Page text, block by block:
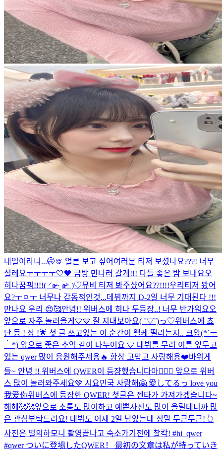
내일이라니...🤭🫶 얼른 보고 싶어 여러분 티저 보셨나요???! 너무
설레요ㅜㅜㅜㅜ🤍💙 금방 만나러 갈게!!! 다들 좋은 밤 보내요오
히나꿈꿔!!!!( ⸍ɞ̴̶̷ ·̫ ɞ̴̶̷⸌ )♡뮤비 티저 봐주샸어요??!!!!우리티저 봤어
요?ㅜㅇㅜ 너무나 감동적인것...데뷔까지 D-2일 너무 기대된다 !!!
만나요 우리 😍🥰안녕!! 위버스에 히나 두등장..! 너무 반가워요오
앞으로 자주 놀러올게🤍💙 잘 지내보아요( ˘▽˘)っ♡위버스에 쵸
단 등 ! 장 !🌟 첫 글 쓰고있는 이 순간이 왤케 떨리는지.. 크앙(*´ー
｀*) 앞으로 좋은 추억 같이 나누어요 🤍 데뷔를 무려 이틀 앞두고
있는 qwer 많이 응원해주세용🔥 항상 고맙고 사랑해용❤️바위게
들~ 안녕 !! 위버스에 QWER이 등쟝했습니다아💁🏻‍♀️ 앞으로 위버
스 많이 놀러와주세요💚 시요민국 사랑해🤗 愛してるっ love you
我爱你위버스에 등장한 QWER! 첫글은 젠타가 가져가겠습니다~
헤헤🥰🥰앞으로 소통도 많이하고 예쁜사진도 많이 올릴테니까 많
은 관심부탁드려요! 데뷔도 이제 2일 남았는데 정말 두근두근! 👆
사진은 별의하모니 촬영끝나고 숙소가기전에 찰칵! #hi_qwer
#qwer ついに登場したQWER！ 最初の文章は私が持っていき